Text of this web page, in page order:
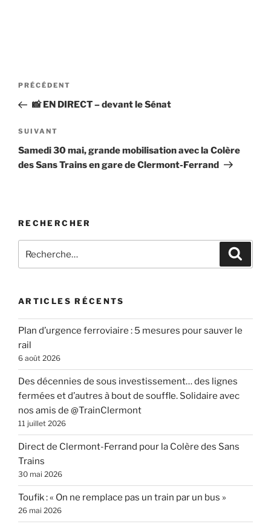
Navigation
l’article
Article
précédent
PRÉCÉDENT
📸 EN DIRECT – devant le Sénat
Article
suivant
SUIVANT
Samedi 30 mai, grande mobilisation avec la Colère
des Sans Trains en gare de Clermont-Ferrand
RECHERCHER
pour
ARTICLES RÉCENTS
Plan d’urgence ferroviaire : 5 mesures pour sauver le
rail
6 août 2026
Des décennies de sous investissement… des lignes
fermées et d’autres à bout de souffle. Solidaire avec
nos amis de @TrainClermont
11 juillet 2026
Direct de Clermont-Ferrand pour la Colère des Sans
Trains
30 mai 2026
Toufik : « On ne remplace pas un train par un bus »
26 mai 2026